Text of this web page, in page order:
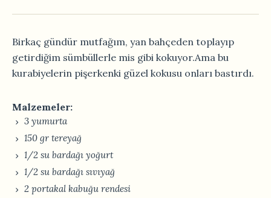
Birkaç gündür mutfağım, yan bahçeden toplayıp
getirdiğim sümbüllerle mis gibi kokuyor.Ama bu
kurabiyelerin pişerkenki güzel kokusu onları bastırdı.
Malzemeler:
3 yumurta
150 gr tereyağ
1/2 su bardağı yoğurt
1/2 su bardağı sıvıyağ
2 portakal kabuğu rendesi